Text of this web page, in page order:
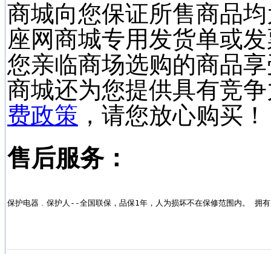
商城向您保证所售商品
座网商城专用发货单或
您亲临商场选购的商品
商城还为您提供具有竞
费政策 ，请您放心购买！
售后服务：
保护电器﹒保护人--全国联保，品保1年，人为损坏不在保修范围内。 拥